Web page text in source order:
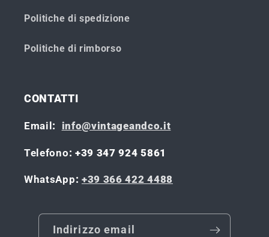
Politiche di spedizione
Politiche di rimborso
CONTATTI
Email: info@vintageandco.it
Telefono: +39 347 924 5861
WhatsApp: +39 366 422 4488
Indirizzo email